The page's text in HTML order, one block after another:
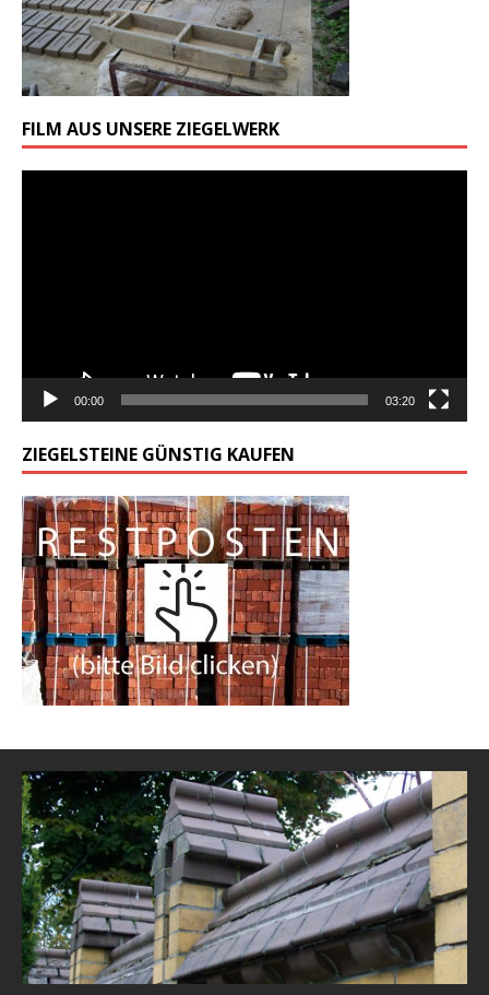
FILM AUS UNSERE ZIEGELWERK
00:00 03:20
ZIEGELSTEINE GÜNSTIG KAUFEN